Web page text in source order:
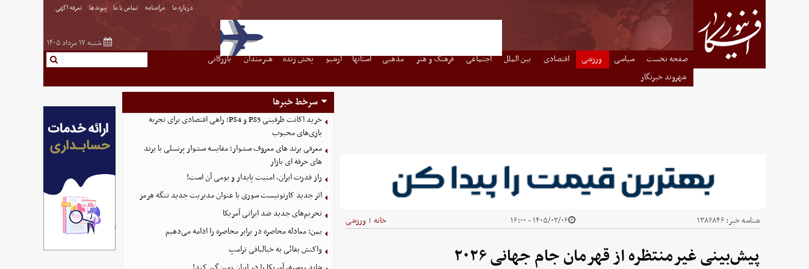
درباره ما مرامنامه تماس با ما پیوندها تعرفه اگهی
شنبه ۱۷ مرداد ۱۴۰۵
صفحه نخست سیاسی ورزشی اقتصادی بین الملل اجتماعی فرهنگ و هنر مذهبی استانها آرشیو پخش زنده هنرمندان
بازرگانی
شهروند خبرنگار
شناسه خبر:۱۳۸۶۸۴۶ ۱۴۰۵/۰۳/۰۶ - ۱۶:۰۰ خانه | ورزشی
پیش‌بینی غیرمنتظره از قهرمان جام جهانی ۲۰۲۶
سرخط خبرها
خرید اکانت ظرفیتی PS5 و PS4؛ راهی اقتصادی برای تجربه
بازی‌های محبوب
معرفی برند های معروف سشوار؛ مقایسه سشوار پرنسلی با برند
های حرفه ای بازار
راز قدرت ایران، امنیت پایدار و بومی آن است!
اثر جدید کارتونیست سوری با عنوان مدیریت جدید تنگه هرمز
تحریم‌های جدید ضد ایرانی آمریکا
یمن: معادله محاصره در برابر محاصره را ادامه می‌دهیم
واکنش بقائی به خیالبافی ترامپ